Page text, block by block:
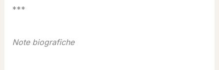
***
Note biografiche